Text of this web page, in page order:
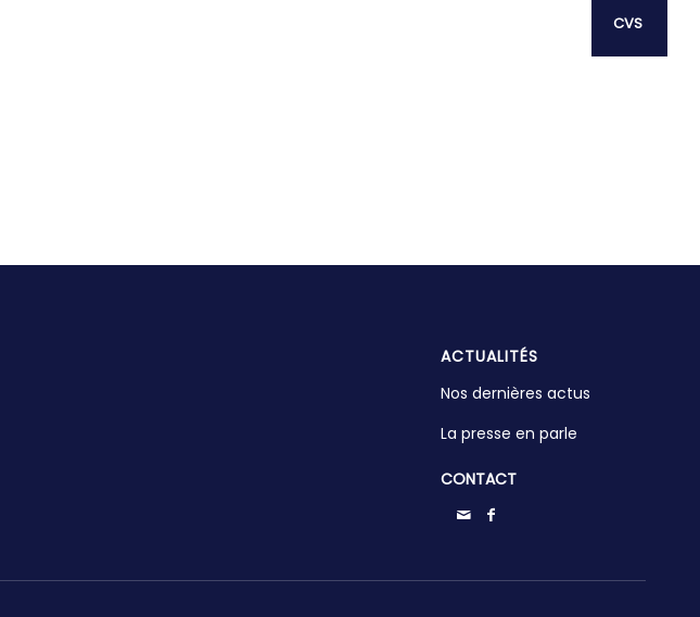
ACTUALITÉS
Nos dernières actus
La presse en parle
CONTACT